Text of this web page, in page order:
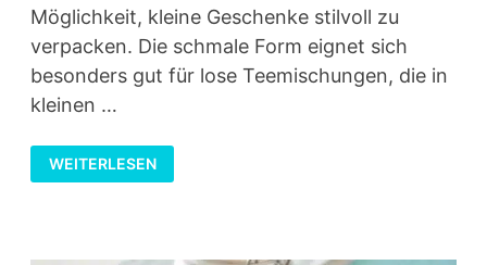
Möglichkeit, kleine Geschenke stilvoll zu
verpacken. Die schmale Form eignet sich
besonders gut für lose Teemischungen, die in
kleinen …
TEE
IM
REAGENZGLAS
WEITERLESEN